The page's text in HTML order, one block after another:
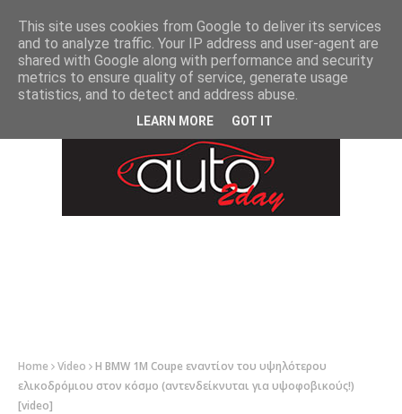
Home Video
H BMW 1M Coupe εναντίον του υψηλότερου
ελικοδρόμιου στον κόσμο (αντενδείκνυται για υψοφοβικούς!)
[video]
This site uses cookies from Google to deliver its services
and to analyze traffic. Your IP address and user-agent are
shared with Google along with performance and security
metrics to ensure quality of service, generate usage
statistics, and to detect and address abuse.
LEARN MORE GOT IT